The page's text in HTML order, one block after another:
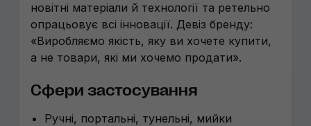
новітні матеріали й технології та ретельно
опрацьовує всі інновації. Девіз бренду:
«Виробляємо якість, яку ви хочете купити,
а не товари, які ми хочемо продати».
Сфери застосування
Ручні, портальні, тунельні, мийки